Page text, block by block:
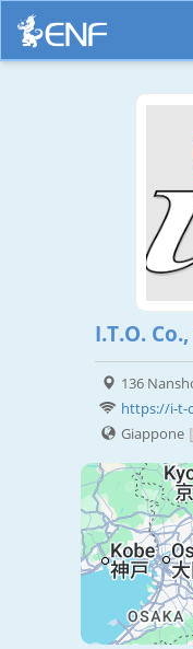
I.T.O.
136
https://i-t-
Giappone